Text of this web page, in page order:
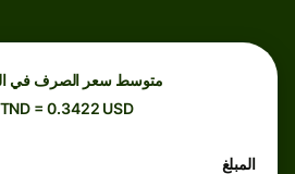
متوسط ​​سعر الصرف في
TND = 0.3422 USD
المبلغ